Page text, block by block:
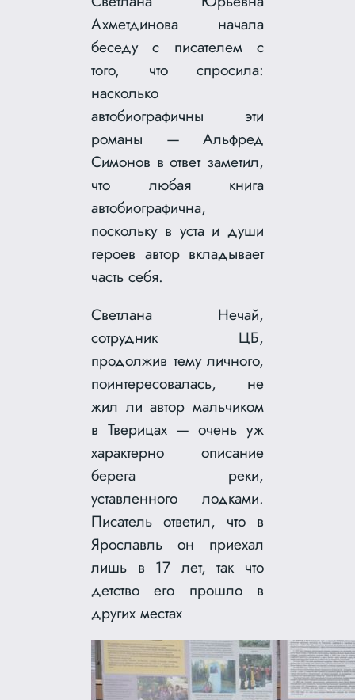
Ахметдинова начала
беседу с писателем с
того, что спросила:
насколько
автобиографичны эти
романы — Альфред
Симонов в ответ заметил,
что любая книга
автобиографична,
поскольку в уста и души
героев автор вкладывает
часть себя.
Светлана Нечай,
сотрудник ЦБ,
продолжив тему личного,
поинтересовалась, не
жил ли автор мальчиком
в Тверицах — очень уж
характерно описание
берега реки,
уставленного лодками.
Писатель ответил, что в
Ярославль он приехал
лишь в 17 лет, так что
детство его прошло в
других местах